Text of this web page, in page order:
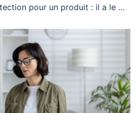
pour un produit : il a le …